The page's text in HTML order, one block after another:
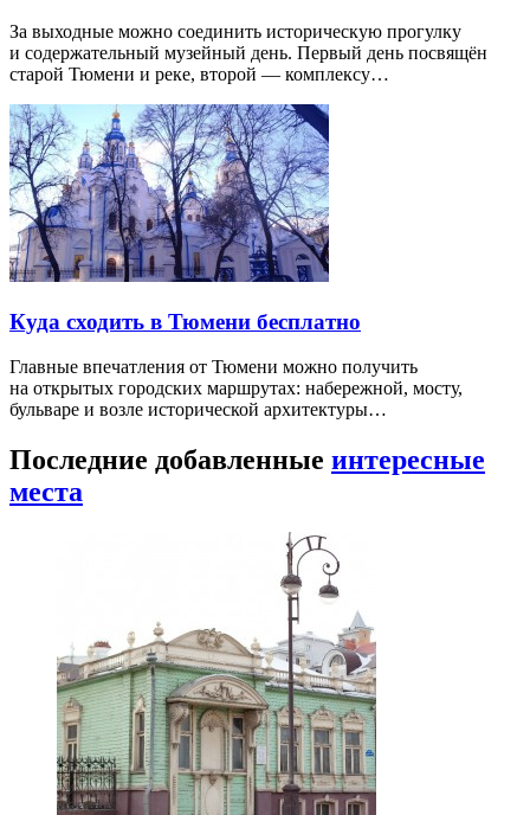
За выходные можно соединить историческую прогулку
и содержательный музейный день. Первый день посвящён
старой Тюмени и реке, второй — комплексу…
Куда сходить в Тюмени бесплатно
Главные впечатления от Тюмени можно получить
на открытых городских маршрутах: набережной, мосту,
бульваре и возле исторической архитектуры…
Последние добавленные интересные
места